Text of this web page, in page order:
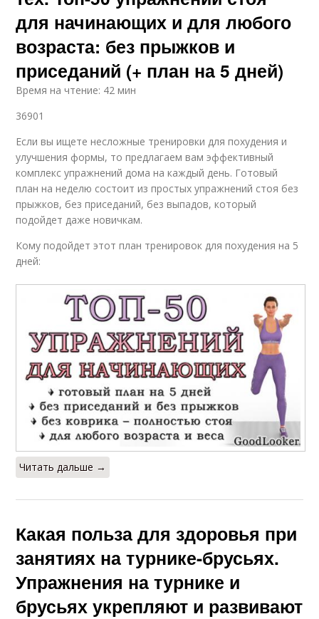
для начинающих и для любого
возраста: без прыжков и
приседаний (+ план на 5 дней)
Время на чтение: 42 мин
36901
Если вы ищете несложные тренировки для похудения и
улучшения формы, то предлагаем вам эффективный
комплекс упражнений дома на каждый день. Готовый
план на неделю состоит из простых упражнений стоя без
прыжков, без приседаний, без выпадов, который
подойдет даже новичкам.
Кому подойдет этот план тренировок для похудения на 5
дней:
Читать дальше →
Какая польза для здоровья при
занятиях на турнике-брусьях.
Упражнения на турнике и
брусьях укрепляют и развивают